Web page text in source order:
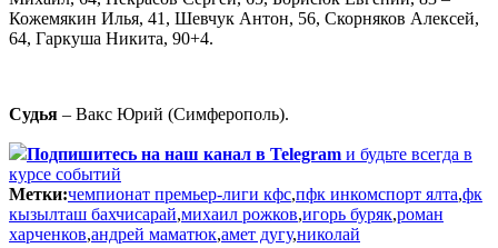
Кожемякин Илья, 41, Шевчук Антон, 56, Скорняков Алексей,
64, Гаркуша Никита, 90+4.
Судья – Вакс Юрий (Симферополь).
Подпишитесь на наш канал в Telegram и будьте всегда в
курсе событий
Метки:чемпионат премьер-лиги кфс,пфк инкомспорт ялта,фк
кызылташ бахчисарай,михаил рожков,игорь буряк,роман
харченков,андрей маматюк,амет дугу,николай